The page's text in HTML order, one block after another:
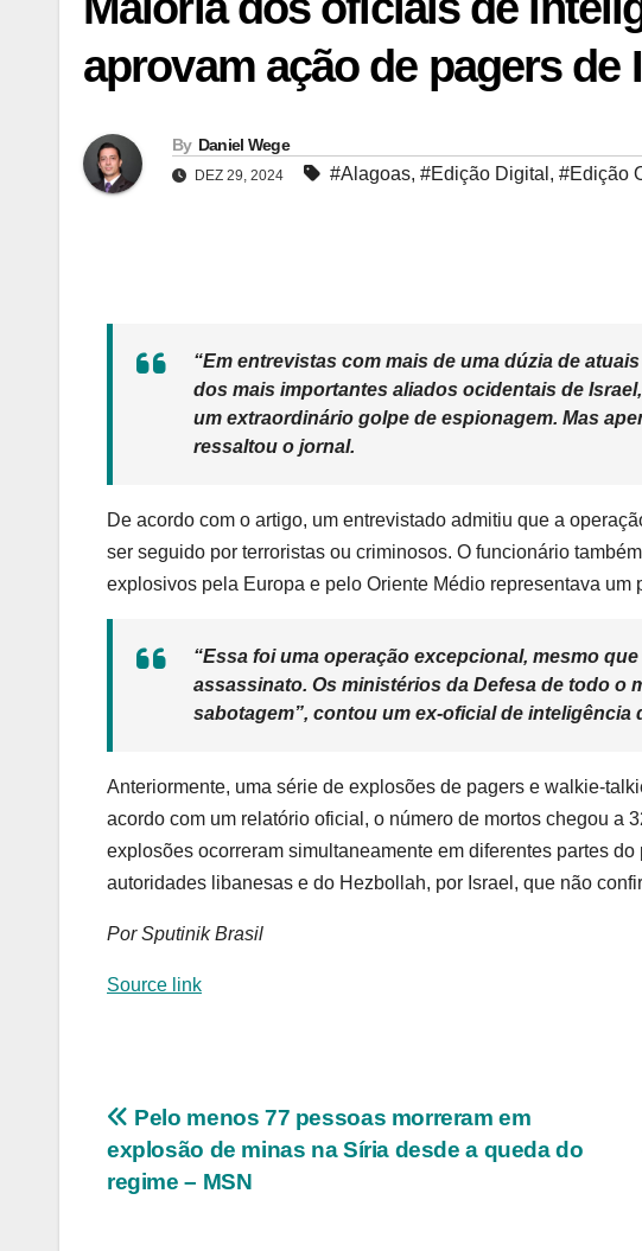
aprovam ação de pagers de
By Daniel Wege
DEZ 29, 2024 #Alagoas, #Edição Digital , #Edição
“Em entrevistas com mais de uma dúzia de
dos mais importantes aliados ocidentais de
um extraordinário golpe de espionagem. Mas
ressaltou o jornal.
De acordo com o artigo, um entrevistado admitiu que a
ser seguido por terroristas ou criminosos. O funcionário
explosivos pela Europa e pelo Oriente Médio representava um
“Essa foi uma operação excepcional, mesmo
assassinato. Os ministérios da Defesa de todo o
sabotagem”, contou um ex-oficial de inteligência
Anteriormente, uma série de explosões de pagers e walkie-
acordo com um relatório oficial, o número de mortos chegou a
explosões ocorreram simultaneamente em diferentes partes
autoridades libanesas e do Hezbollah, por Israel, que não
Por Sputinik Brasil
Source link
Navegação
de
Pelo menos 77 pessoas morreram em
explosão de minas na Síria desde a queda do
regime – MSN